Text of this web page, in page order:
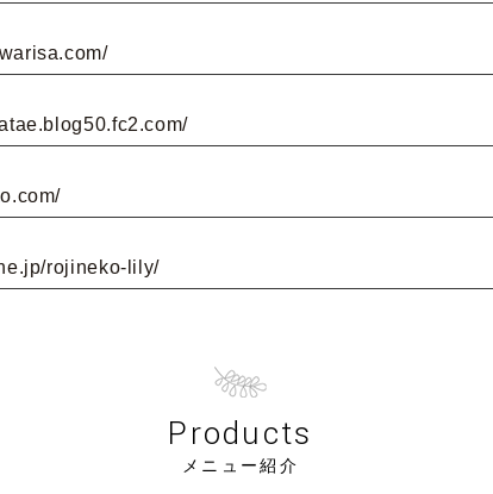
rojineko-lily/
Products
メニュー紹介